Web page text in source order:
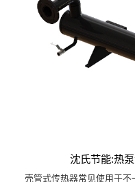
沈氏节能:热
壳管式传热器常见使用于